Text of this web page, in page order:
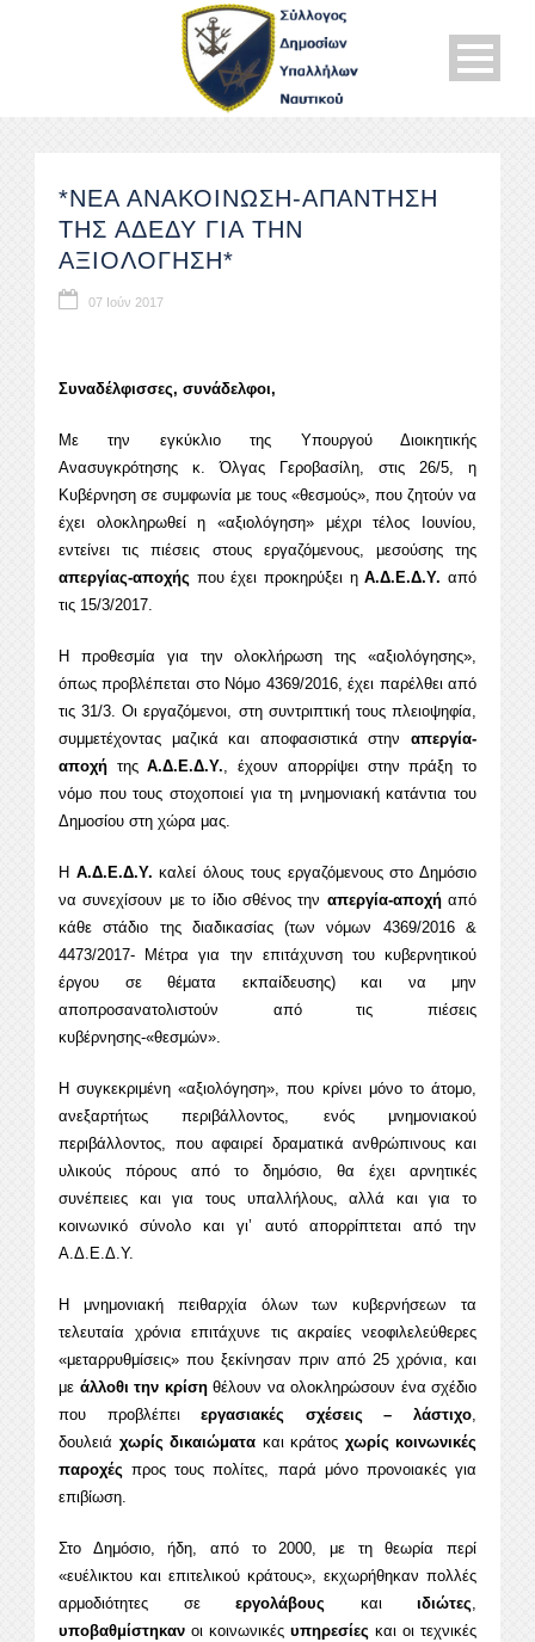
*ΝΕΑ ΑΝΑΚΟΙΝΩΣΗ-ΑΠΑΝΤΗΣΗ
ΤΗΣ ΑΔΕΔΥ ΓΙΑ ΤΗΝ
ΑΞΙΟΛΟΓΗΣΗ*
07 Ιούν 2017
Συναδέλφισσες, συνάδελφοι,
Με την εγκύκλιο της Υπουργού Διοικητικής
Ανασυγκρότησης κ. Όλγας Γεροβασίλη, στις 26/5, η
Κυβέρνηση σε συμφωνία με τους «θεσμούς», που ζητούν να
έχει ολοκληρωθεί η «αξιολόγηση» μέχρι τέλος Ιουνίου,
εντείνει τις πιέσεις στους εργαζόμενους, μεσούσης της
απεργίας-αποχής που έχει προκηρύξει ηΑ.Δ.Ε.Δ.Υ. από
τις 15/3/2017.
Η προθεσμία για την ολοκλήρωση της «αξιολόγησης»,
όπως προβλέπεται στο Νόμο 4369/2016, έχει παρέλθει από
τις 31/3. Οι εργαζόμενοι, στη συντριπτική τους πλειοψηφία,
συμμετέχοντας μαζικά και αποφασιστικά στην απεργία-
αποχή τηςΑ.Δ.Ε.Δ.Υ., έχουν απορρίψει στην πράξη το
νόμο που τους στοχοποιεί για τη μνημονιακή κατάντια του
Δημοσίου στη χώρα μας.
Η Α.Δ.Ε.Δ.Υ. καλεί όλους τους εργαζόμενους στο Δημόσιο
να συνεχίσουν με το ίδιο σθένος την απεργία-αποχήαπό
κάθε στάδιο της διαδικασίας (των νόμων 4369/2016 &
4473/2017- Μέτρα για την επιτάχυνση του κυβερνητικού
έργου σε θέματα εκπαίδευσης) και να μην
αποπροσανατολιστούν από τις πιέσεις
κυβέρνησης-«θεσμών».
Η συγκεκριμένη «αξιολόγηση», που κρίνει μόνο το άτομο,
ανεξαρτήτως περιβάλλοντος, ενός μνημονιακού
περιβάλλοντος, που αφαιρεί δραματικά ανθρώπινους και
υλικούς πόρους από το δημόσιο, θα έχει αρνητικές
συνέπειες και για τους υπαλλήλους, αλλά και για το
κοινωνικό σύνολο και γι’ αυτό απορρίπτεται από την
Α.Δ.Ε.Δ.Υ.
Η μνημονιακή πειθαρχία όλων των κυβερνήσεων τα
τελευταία χρόνια επιτάχυνε τις ακραίες νεοφιλελεύθερες
«μεταρρυθμίσεις» που ξεκίνησαν πριν από 25 χρόνια, και
με άλλοθι την κρίσηθέλουν να ολοκληρώσουν ένα σχέδιο
που προβλέπειεργασιακές σχέσεις – λάστιχο,
δουλειά χωρίς δικαιώματα και κράτος χωρίς κοινωνικές
παροχές προς τους πολίτες, παρά μόνο προνοιακές για
επιβίωση.
Στο Δημόσιο, ήδη, από το 2000, με τη θεωρία περί
«ευέλικτου και επιτελικού κράτους», εκχωρήθηκαν πολλές
αρμοδιότητες σε εργολάβους και ιδιώτες,
υποβαθμίστηκαν οι κοινωνικές υπηρεσίες και οι τεχνικές